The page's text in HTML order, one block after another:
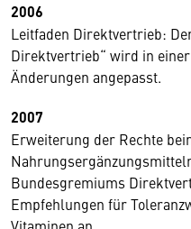
2006
Leitfaden Direktvertrieb:
Direktvertrieb“ wird in
Änderungen angepasst.
2007
Erweiterung der Rechte
Bundesgremiums
Empfehlungen für